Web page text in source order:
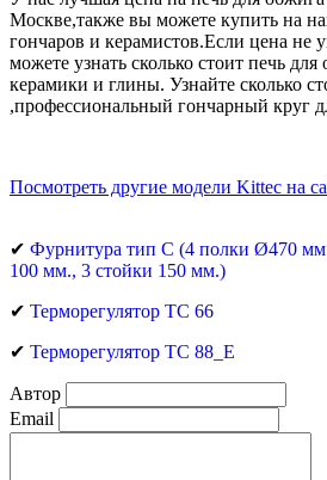
Москве,также вы можете купить на
гончаров и керамистов.Если цена не
можете узнать сколько стоит печь для
керамики и глины. Узнайте сколько
,профессиональный гончарный круг
Посмотреть другие модели Kittec на
✔ Фурнитура тип C (4 полки Ø470
100 мм., 3 стойки 150 мм.)
✔ Терморегулятор ТС 66
✔ Терморегулятор ТС 88_Е
Автор
Email